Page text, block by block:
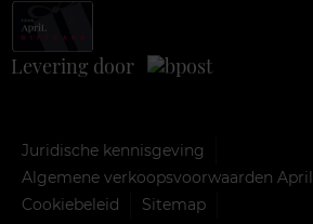
Levering door
Juridische kennisgeving
Algemene verkoopsvoorwaarden April
Cookiebeleid
Sitemap